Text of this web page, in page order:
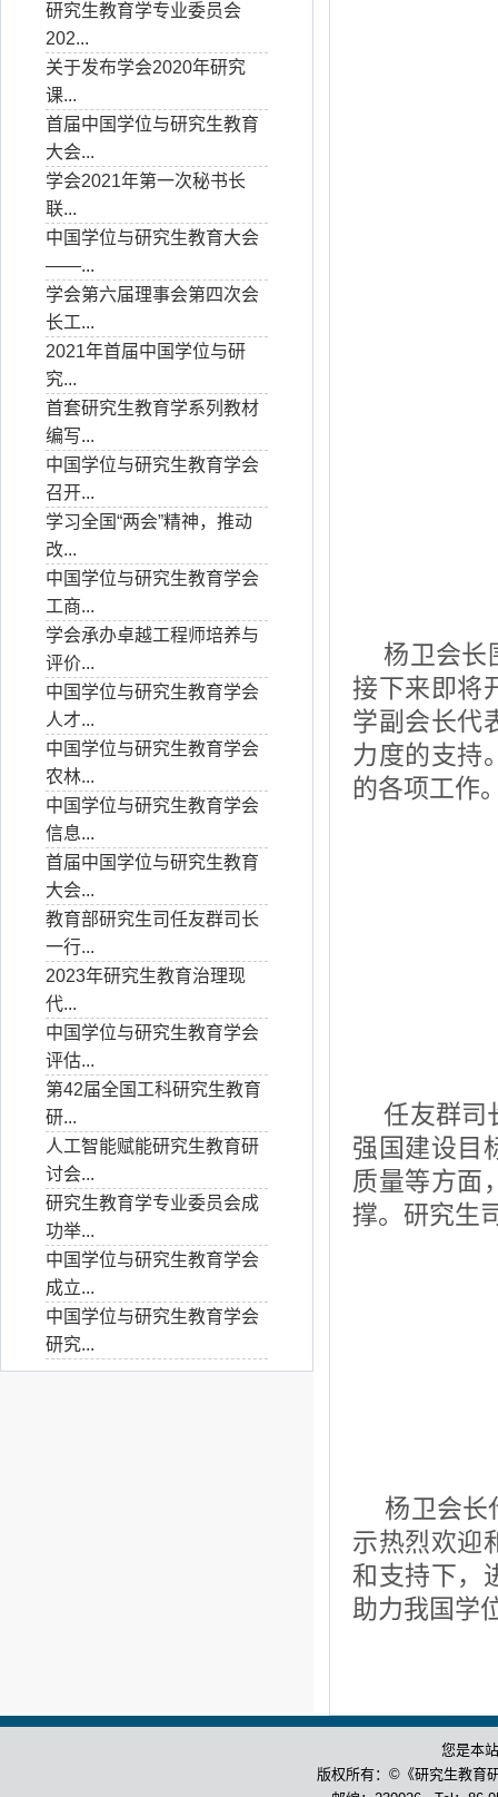
研究生教育学专业委员会
202...
关于发布学会2020年研究
课...
首届中国学位与研究生教育
大会...
学会2021年第一次秘书长
联...
中国学位与研究生教育大会
——...
学会第六届理事会第四次会
长工...
2021年首届中国学位与研
究...
首套研究生教育学系列教材
编写...
中国学位与研究生教育学会
召开...
学习全国“两会”精神，推动
改...
中国学位与研究生教育学会
工商...
学会承办卓越工程师培养与
评价...
中国学位与研究生教育学会
人才...
中国学位与研究生教育学会
农林...
中国学位与研究生教育学会
信息...
首届中国学位与研究生教育
大会...
教育部研究生司任友群司长
一行...
2023年研究生教育治理现
代...
中国学位与研究生教育学会
评估...
第42届全国工科研究生教育
研...
人工智能赋能研究生教育研
讨会...
研究生教育学专业委员会成
功举...
中国学位与研究生教育学会
成立...
中国学位与研究生教育学会
研究...
杨卫会长
接下来即将
学副会长代
力度的支持
的各项工作
任友群司
强国建设目
质量等方面
撑。研究生
杨卫会长
示热烈欢迎
和支持下，
助力我国学
您是本
版权所有：©《研究生教育